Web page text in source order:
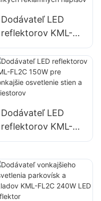
Dodávateľ LED
reflektorov KML-
FL2C 50W pre
vonkajšie billboardy
a osvetlenie
veľkých
nápisov
Dodávateľ LED
reflektorov KML-
FL2C 150W pre
osvetlenie stien a
priestorov